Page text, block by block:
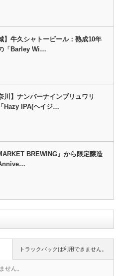
】牛久シャトービール：熟成10年
「Barley Wi…
川】ナンバーナインブリュワリ
Hazy IPA(ヘイジ…
BREWING』から限定醸造
トラックバックは利用できません。
せん。